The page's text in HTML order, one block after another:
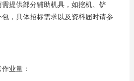
提供部分辅助机具，如挖机、铲
，具体招标需求以及资料届时请参
业量：